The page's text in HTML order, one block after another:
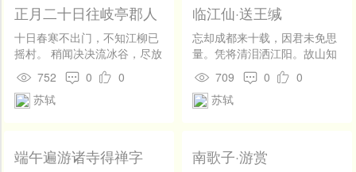
正月二十日往岐亭郡人
潘古郭三人送余于女王
城东禅庄院
十日春寒不出门，不知江柳已
摇村。 稍闻决决流冰谷，尽放
青青没烧痕。 数亩荒园留我
住，半瓶浊酒待君温。 去年今
日关山路，细雨梅花正断魂。
752 0
0
苏轼
临江仙·送王缄
忘却成都来十载，因君未免思
量。凭将清泪洒江阳。故山知
好在，孤客自悲凉。 坐上别愁
君未见，归来欲断无肠。殷勤
且更尽离觞。此身如传舍，何
709 0
0
苏轼
端午遍游诸寺得禅字 南歌子·游赏